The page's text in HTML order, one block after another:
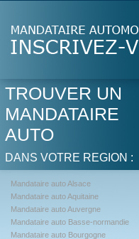
TROUVER UN
MANDATAIRE
AUTO
DANS VOTRE REGION :
Mandataire auto Alsace
Mandataire auto Aquitaine
Mandataire auto Auvergne
Mandataire auto Basse-normandie
Mandataire auto Bourgogne